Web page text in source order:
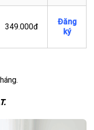
349.000đ
Đăng
ký